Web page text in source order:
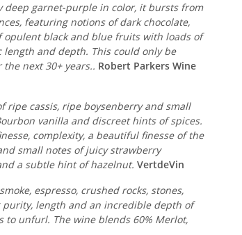
deep garnet-purple in color, it bursts from
featuring notions of dark chocolate,
opulent black and blue fruits with loads of
and depth. This could only be
next 30+ years.. Robert Parkers Wine
ripe cassis, ripe boysenberry and small
vanilla and discreet hints of spices.
complexity, a beautiful finesse of the
small notes of juicy strawberry
a subtle hint of hazelnut.VertdeVin
espresso, crushed rocks, stones,
length and an incredible depth of
unfurl. The wine blends 60% Merlot,